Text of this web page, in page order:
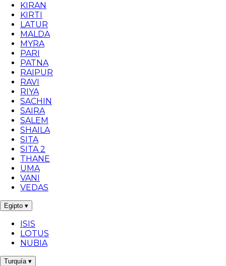
KIRAN
KIRTI
LATUR
MALDA
MYRA
PARI
PATNA
RAIPUR
RAVI
RIYA
SACHIN
SAIRA
SALEM
SHAILA
SITA
SITA 2
THANE
UMA
VANI
VEDAS
Egipto ▾
ISIS
LOTUS
NUBIA
Turquía ▾